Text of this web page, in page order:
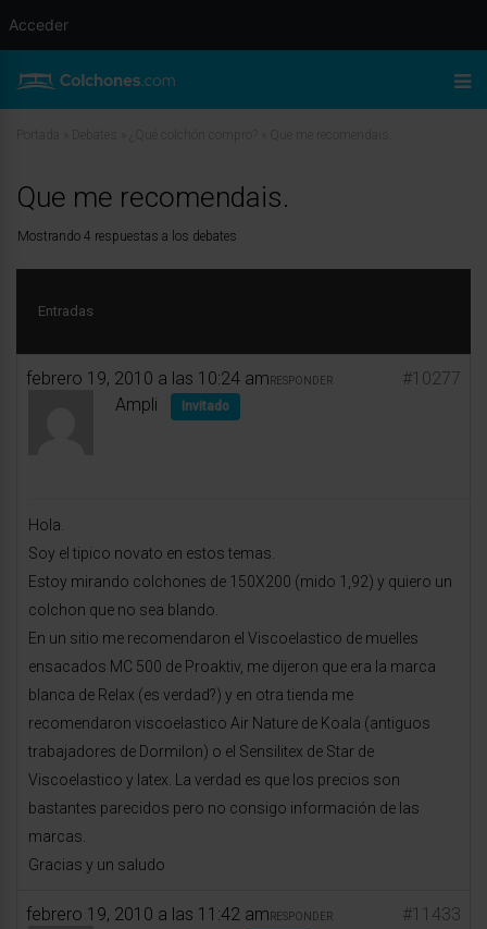
Que me recomendais.
Mostrando 4 respuestas a los debates
Entradas
febrero 19, 2010 a las 10:24 am #10277
RESPONDER
Ampli Invitado
Hola.
Soy el tipico novato en estos temas.
Estoy mirando colchones de 150X200 (mido 1,92) y quiero un
colchon que no sea blando.
En un sitio me recomendaron el Viscoelastico de muelles
ensacados MC 500 de Proaktiv, me dijeron que era la marca
blanca de Relax (es verdad?) y en otra tienda me
recomendaron viscoelastico Air Nature de Koala (antiguos
trabajadores de Dormilon) o el Sensilitex de Star de
Viscoelastico y latex. La verdad es que los precios son
bastantes parecidos pero no consigo información de las
marcas.
Gracias y un saludo
febrero 19, 2010 a las 11:42 am #11433
RESPONDER
Acceder